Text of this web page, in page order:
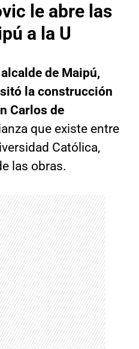
le abre las
a la U
alcalde de Maipú,
la construcción
Carlos de
que existe entre
Católica,
las obras.